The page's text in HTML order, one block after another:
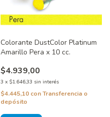
Colorante DustColor Platinum
Amarillo Pera x 10 cc.
$4.939,00
3 x $1.646,33 sin interés
$4.445,10 conTransferencia o
depósito